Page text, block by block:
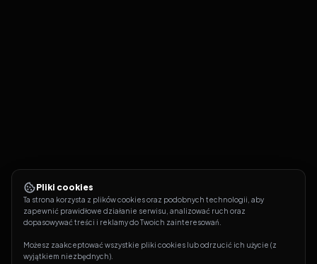
Pliki cookies
Ta strona korzysta z plików cookies oraz podobnych technologii, aby
zapewnić prawidłowe działanie serwisu, analizować ruch oraz
dopasowywać treści i reklamy do Twoich zainteresowań.
Możesz zaakceptować wszystkie pliki cookies lub odrzucić ich użycie (z
wyjątkiem niezbędnych).